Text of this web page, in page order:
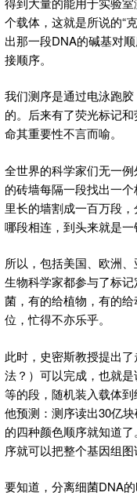
个载体，这就是所说的“
出那一段DNA的碱基对
接顺序。
我们测序是通过电泳跑
的。后来有了荧光标记
命其重要性不言而喻。
全世界的科学家们无一
的砖墙每隔一段找出一
里长的墙割成一百万段
哪段相连，到头来就是一
所以，包括美国、欧洲
生物科学家都参与了标
菌，有的给植物，有的
位，忙得不亦乐乎。
此时，史密斯教授提出
法？）可以完成，也就
等的段，随机装入载体到
他预测：测序读出30亿
的四种颜色顺序就知道
序就可以把整个基因组图
要知道，分离细菌DNA